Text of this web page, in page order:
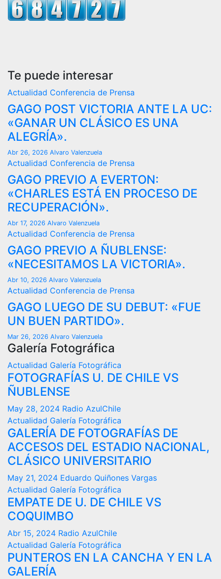
Te puede interesar
Actualidad Conferencia de Prensa
GAGO POST VICTORIA ANTE LA UC:
«GANAR UN CLÁSICO ES UNA
ALEGRÍA».
Abr 26, 2026 Alvaro Valenzuela
Actualidad Conferencia de Prensa
GAGO PREVIO A EVERTON:
«CHARLES ESTÁ EN PROCESO DE
RECUPERACIÓN».
Abr 17, 2026 Alvaro Valenzuela
Actualidad Conferencia de Prensa
GAGO PREVIO A ÑUBLENSE:
«NECESITAMOS LA VICTORIA».
Abr 10, 2026 Alvaro Valenzuela
Actualidad Conferencia de Prensa
GAGO LUEGO DE SU DEBUT: «FUE
UN BUEN PARTIDO».
Mar 26, 2026 Alvaro Valenzuela
Galería Fotográfica
Actualidad Galería Fotográfica
FOTOGRAFÍAS U. DE CHILE VS
ÑUBLENSE
May 28, 2024 Radio AzulChile
Actualidad Galería Fotográfica
GALERÍA DE FOTOGRAFÍAS DE
ACCESOS DEL ESTADIO NACIONAL,
CLÁSICO UNIVERSITARIO
May 21, 2024 Eduardo Quiñones Vargas
Actualidad Galería Fotográfica
EMPATE DE U. DE CHILE VS
COQUIMBO
Abr 15, 2024 Radio AzulChile
Actualidad Galería Fotográfica
PUNTEROS EN LA CANCHA Y EN LA
GALERÍA